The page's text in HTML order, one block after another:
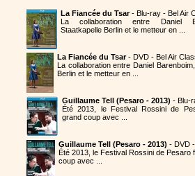
La Fiancée du Tsar- Blu-ray - Bel Air
La collaboration entre Daniel
Staatkapelle Berlin et le metteur en ...
La Fiancée du Tsar- DVD - Bel Air
La collaboration entre Daniel
Berlin et le metteur en ...
Guillaume Tell (Pesaro - 2013) - Blu-
Été 2013, le Festival Rossini de
grand coup avec ...
Guillaume Tell (Pesaro - 2013) - DVD
Été 2013, le Festival Rossini de Pesaro
coup avec ...